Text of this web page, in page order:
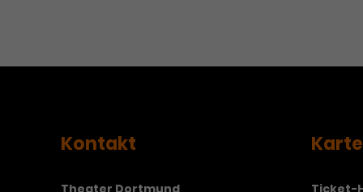
Kontakt
Theater Dortmund Ticket-